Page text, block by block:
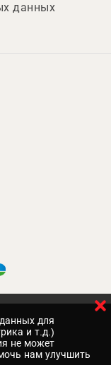
данных
для
и т.д.)
не может
нам улучшить